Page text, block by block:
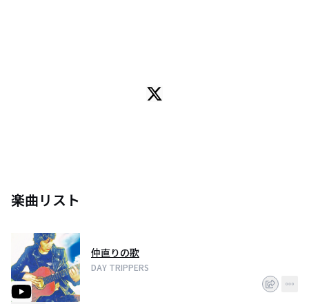
楽曲リスト
仲直りの歌
DAY TRIPPERS